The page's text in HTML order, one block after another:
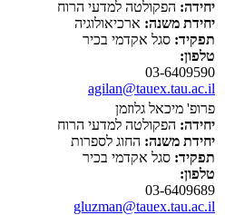
יחידה: הפקולטה למדעי הרוח
יחידת משנה: ארכיאולוגיה
תפקיד: סגל אקדמי בכיר
טלפון:
03-6409590
agilan@tauex.tau.ac.il
פרופ' מיכאל גלוזמן
יחידה: הפקולטה למדעי הרוח
יחידת משנה: החוג לספרות
תפקיד: סגל אקדמי בכיר
טלפון:
03-6409689
gluzman@tauex.tau.ac.il